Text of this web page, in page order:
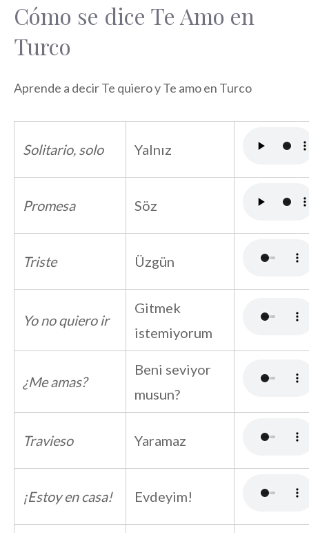
Cómo se dice Te Amo en
Turco
Aprende a decir Te quiero y Te amo en Turco
Solitario, solo Yalnız
Promesa Söz
Triste Üzgün
Yo no quiero ir
Gitmek
istemiyorum
¿Me amas?
Beni seviyor
musun?
Travieso Yaramaz
¡Estoy en casa! Evdeyim!